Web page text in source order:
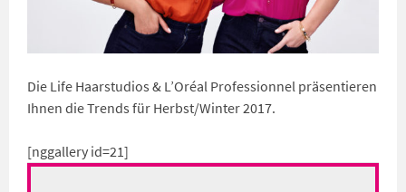
Die Life Haarstudios & L’Oréal Professionnel präsentieren
Ihnen die Trends für Herbst/Winter 2017.
[nggallery id=21]